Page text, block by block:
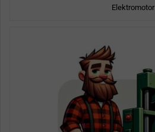
Elektromotor